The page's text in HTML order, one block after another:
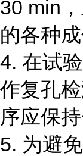
30 min
的各种
4. 在试
作复孔
序应保持
5. 为避